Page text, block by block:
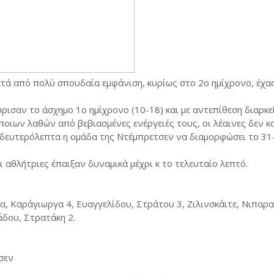
από πολύ σπουδαία εμφάνιση, κυρίως στο 2ο ημίχρονο,
το άσχημο 1ο ημίχρονο (10-18) και με αντεπίθεση
λαθών από βεβιασμένες ενέργειές τους, οι λέαινες δεν
η ομάδα της Ντέμπρετσεν να διαμορφώσει το
έπαιξαν δυναμικά μέχρι κ το τελευταίο λεπτό.
Καράγιωργα 4, Ευαγγελίδου, Στράτου 3, Ζιλινσκάιτε,
Στρατάκη 2.